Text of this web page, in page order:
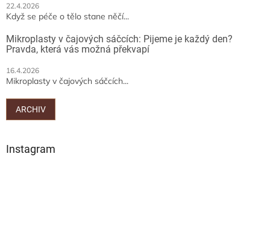
22.4.2026
Když se péče o tělo stane něčí...
Mikroplasty v čajových sáčcích: Pijeme je každý den?
Pravda, která vás možná překvapí
16.4.2026
Mikroplasty v čajových sáčcích...
ARCHIV
Instagram